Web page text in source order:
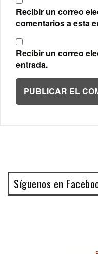
Recibir un correo
comentarios a esta
Recibir un correo
entrada.
Síguenos en